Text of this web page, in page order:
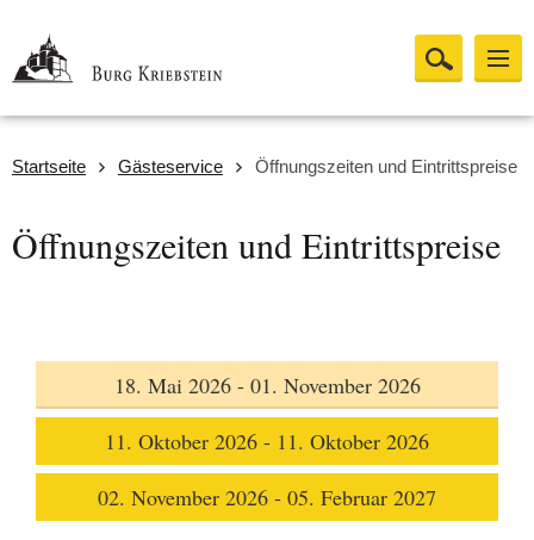
Startseite Gästeservice Öffnungszeiten und Eintrittspreise
Öffnungszeiten und Eintrittspreise
18. Mai 2026 - 01. November 2026
11. Oktober 2026 - 11. Oktober 2026
02. November 2026 - 05. Februar 2027